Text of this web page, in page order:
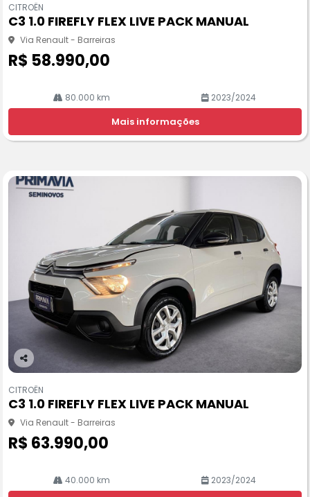
pa
rtil
he
CITROËN
C3 1.0 FIREFLY FLEX LIVE PACK MANUAL
Via Renault - Barreiras
R$ 58.990,00
80.000 km 2023/2024
Mais informações
Co
pa
rtil
he
CITROËN
C3 1.0 FIREFLY FLEX LIVE PACK MANUAL
Via Renault - Barreiras
R$ 63.990,00
40.000 km 2023/2024